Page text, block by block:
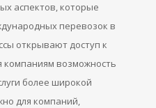
аспектов, которые
перевозок в
открывают доступ к
возможность
более широкой
для компаний,